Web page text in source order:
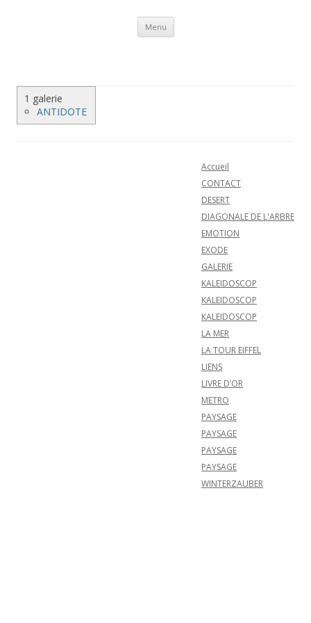
Menu Aller au contenu
1 galerie
ANTIDOTE
Accueil
CONTACT
DESERT
DIAGONALE DE L'ARBRE
EMOTION
EXODE
GALERIE
KALEIDOSCOP
KALEIDOSCOP
KALEIDOSCOP
LA MER
LA TOUR EIFFEL
LIENS
LIVRE D’OR
METRO
PAYSAGE
PAYSAGE
PAYSAGE
PAYSAGE
WINTERZAUBER